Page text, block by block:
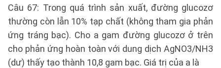
Câu 67: Trong quá trình sản xuất, đường glucozơ
thường còn lẫn 10% tạp chất (không tham gia phản
ứng tráng bạc). Cho a gam đường glucozơ ở trên
cho phản ứng hoàn toàn với dung dịch AgNO3/NH3
(dư) thấy tạo thành 10,8 gam bạc. Giá trị của a là